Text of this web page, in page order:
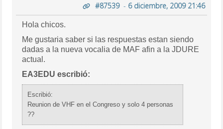
#87539- 6 diciembre, 2009 21:46
Hola chicos.
Me gustaria saber si las respuestas estan siendo
dadas a la nueva vocalia de MAF afin a la JDURE
actual.
EA3EDU escribió:
Escribió:
Reunion de VHF en el Congreso y solo 4 personas
??